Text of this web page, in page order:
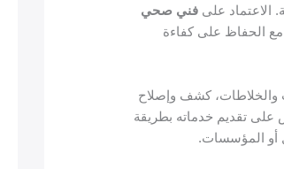
الاعتماد علىفني صحي
الحفاظ على كفاءة
والخلاطات، كشف وإصلاح
تقديم خدماته بطريقة
أو المؤسسات.